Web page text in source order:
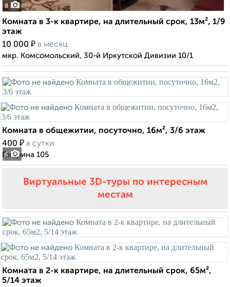
8
Комната в 3-к квартире, на длительный срок, 13м², 1/9
этаж
10 000 ₽ в месяц
мкр. Комсомольский, 30-й Иркутской Дивизии 10/1
6
Комната в общежитии, посуточно, 16м², 3/6 этаж
400 ₽ в сутки
Гагарина 105
Виртуальные 3D-туры по интересным
местам
Комната в 2-к квартире, на длительный срок, 65м²,
5/14 этаж